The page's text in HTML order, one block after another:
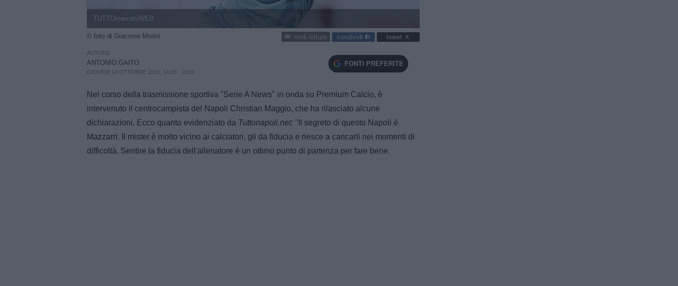
TUTTOmercatoWEB
© foto di Giacomo Morini vedi letture condividi tweet
AUTORE
ANTONIO GAITO
GIOVEDÌ 14 OTTOBRE 2010, 14:03 2010
FONTI PREFERITE
Nel corso della trasmissione sportiva "Serie A News" in onda su Premium Calcio, è
intervenuto il centrocampista del Napoli Christian Maggio, che ha rilasciato alcune
dichiarazioni. Ecco quanto evidenziato da Tuttonapoli.net: "Il segreto di questo Napoli è
Mazzarri. Il mister è molto vicino ai calciatori, gli da fiducia e riesce a caricarli nei momenti di
difficoltà. Sentire la fiducia dell'allenatore è un ottimo punto di partenza per fare bene.